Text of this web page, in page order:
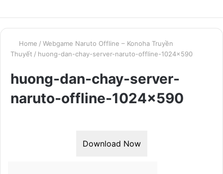
Home / Webgame Naruto Offline – Konoha Truyền
Thuyết / huong-dan-chay-server-naruto-offline-1024×590
huong-dan-chay-server-
naruto-offline-1024×590
Download Now